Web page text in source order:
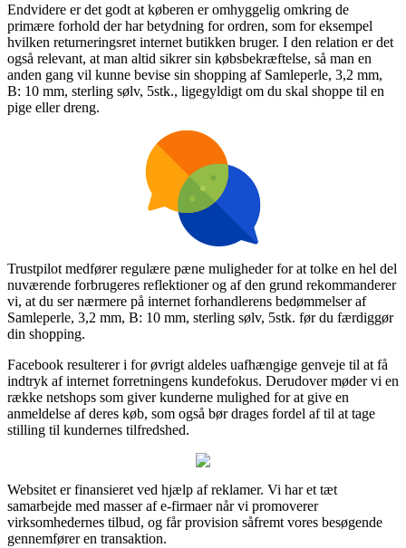
Endvidere er det godt at køberen er omhyggelig omkring de
primære forhold der har betydning for ordren, som for eksempel
hvilken returneringsret internet butikken bruger. I den relation er det
også relevant, at man altid sikrer sin købsbekræftelse, så man en
anden gang vil kunne bevise sin shopping af Samleperle, 3,2 mm,
B: 10 mm, sterling sølv, 5stk., ligegyldigt om du skal shoppe til en
pige eller dreng.
Trustpilot medfører regulære pæne muligheder for at tolke en hel del
nuværende forbrugeres reflektioner og af den grund rekommanderer
vi, at du ser nærmere på internet forhandlerens bedømmelser af
Samleperle, 3,2 mm, B: 10 mm, sterling sølv, 5stk. før du færdiggør
din shopping.
Facebook resulterer i for øvrigt aldeles uafhængige genveje til at få
indtryk af internet forretningens kundefokus. Derudover møder vi en
række netshops som giver kunderne mulighed for at give en
anmeldelse af deres køb, som også bør drages fordel af til at tage
stilling til kundernes tilfredshed.
Websitet er finansieret ved hjælp af reklamer. Vi har et tæt
samarbejde med masser af e-firmaer når vi promoverer
virksomhedernes tilbud, og får provision såfremt vores besøgende
gennemfører en transaktion.